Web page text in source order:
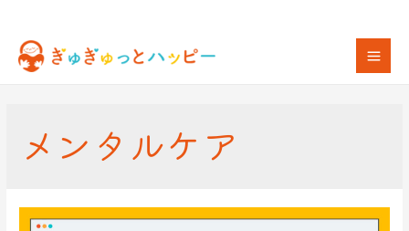
メンタルケア